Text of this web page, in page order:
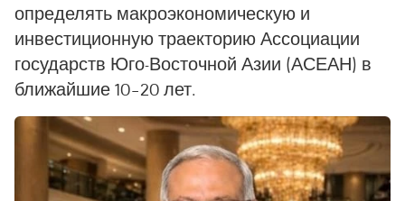
определять макроэкономическую и
инвестиционную траекторию Ассоциации
государств Юго-Восточной Азии (АСЕАН) в
ближайшие 10–20 лет.